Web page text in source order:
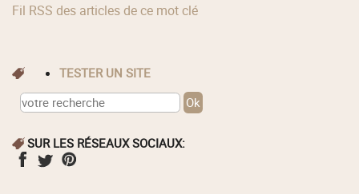
Fil RSS des articles de ce mot clé
TESTER UN SITE
SUR LES RÉSEAUX SOCIAUX: